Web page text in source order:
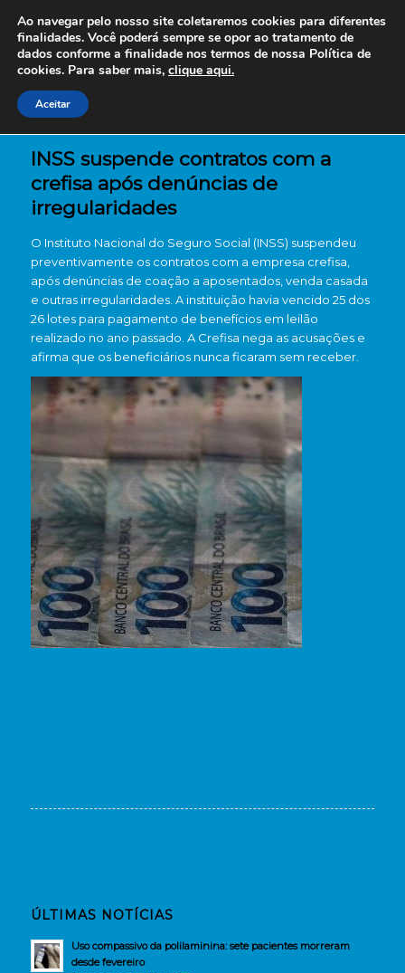
INSS suspende contratos com a
crefisa após denúncias de
irregularidades
O Instituto Nacional do Seguro Social (INSS) suspendeu
preventivamente os contratos com a empresa crefisa,
após denúncias de coação a aposentados, venda casada
e outras irregularidades. A instituição havia vencido 25 dos
26 lotes para pagamento de benefícios em leilão
realizado no ano passado. A Crefisa nega as acusações e
afirma que os beneficiários nunca ficaram sem receber.
ÚLTIMAS NOTÍCIAS
Uso compassivo da polilaminina: sete pacientes morreram
desde fevereiro
Ao navegar pelo nosso site coletaremos cookies para diferentes
finalidades. Você poderá sempre se opor ao tratamento de
dados conforme a finalidade nos termos de nossa Política de
cookies. Para saber mais, clique aqui.
Aceitar